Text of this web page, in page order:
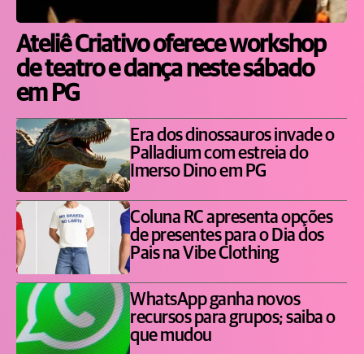
Ateliê Criativo oferece workshop
de teatro e dança neste sábado
em PG
Era dos dinossauros invade o
Palladium com estreia do
Imerso Dino em PG
Coluna RC apresenta opções
de presentes para o Dia dos
Pais na Vibe Clothing
WhatsApp ganha novos
recursos para grupos; saiba o
que mudou